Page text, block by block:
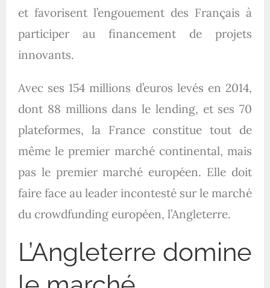
et favorisent l’engouement des Français à
participer au financement de projets
innovants.
Avec ses 154 millions d’euros levés en 2014,
dont 88 millions dans le lending, et ses 70
plateformes, la France constitue tout de
même le premier marché continental, mais
pas le premier marché européen. Elle doit
faire face au leader incontesté sur le marché
du crowdfunding européen, l’Angleterre.
L’Angleterre domine